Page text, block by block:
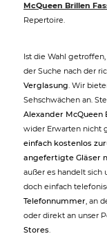
McQueen Brillen
Repertoire.
Ist die Wahl
der Suche nach der
Verglasung. Wir
Sehschwächen an.
Alexander
wider Erwarten nicht
einfach kostenlos
angefertigte Gläser
außer es handelt sich
doch einfach
Telefonnummer, an
oder direkt an unser
Stores.